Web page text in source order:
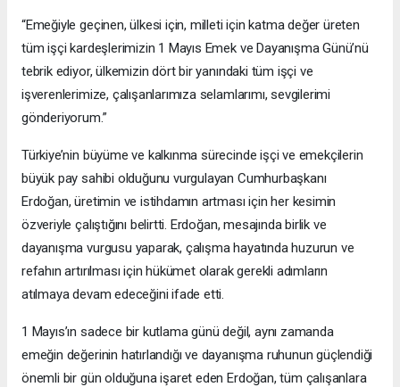
“Emeğiyle geçinen, ülkesi için, milleti için katma değer üreten
tüm işçi kardeşlerimizin 1 Mayıs Emek ve Dayanışma Günü’nü
tebrik ediyor, ülkemizin dört bir yanındaki tüm işçi ve
işverenlerimize, çalışanlarımıza selamlarımı, sevgilerimi
gönderiyorum.”
Türkiye’nin büyüme ve kalkınma sürecinde işçi ve emekçilerin
büyük pay sahibi olduğunu vurgulayan Cumhurbaşkanı
Erdoğan, üretimin ve istihdamın artması için her kesimin
özveriyle çalıştığını belirtti. Erdoğan, mesajında birlik ve
dayanışma vurgusu yaparak, çalışma hayatında huzurun ve
refahın artırılması için hükümet olarak gerekli adımların
atılmaya devam edeceğini ifade etti.
1 Mayıs’ın sadece bir kutlama günü değil, aynı zamanda
emeğin değerinin hatırlandığı ve dayanışma ruhunun güçlendiği
önemli bir gün olduğuna işaret eden Erdoğan, tüm çalışanlara